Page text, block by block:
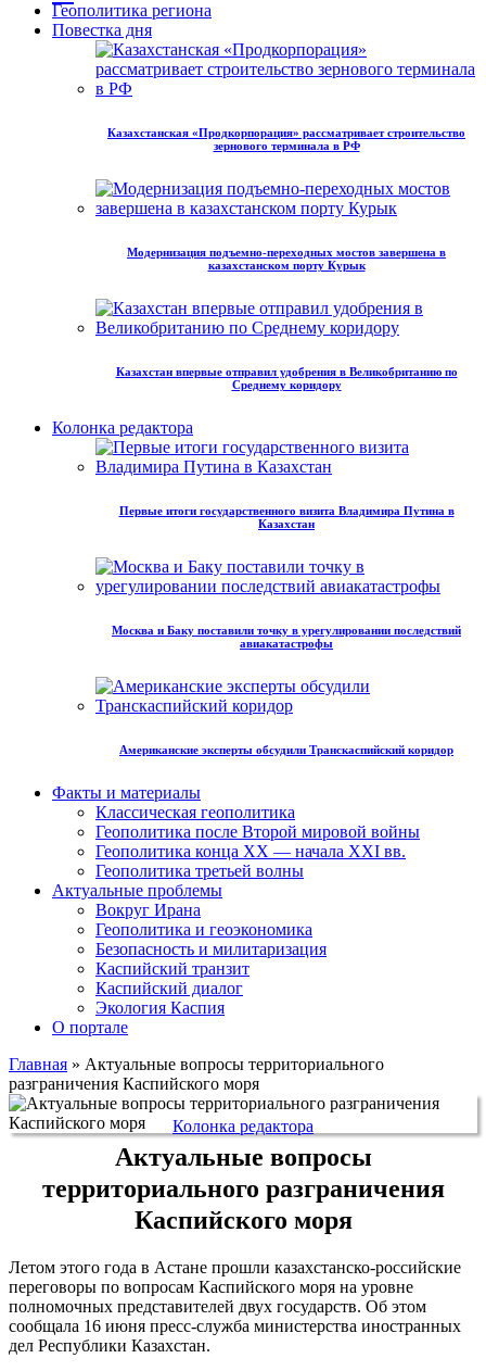
Геополитика региона
Повестка дня
Казахстанская «Продкорпорация» рассматривает строительство
зернового терминала в РФ
Модернизация подъемно-переходных мостов завершена в
казахстанском порту Курык
Казахстан впервые отправил удобрения в Великобританию по
Среднему коридору
Колонка редактора
Первые итоги государственного визита Владимира Путина в
Казахстан
Москва и Баку поставили точку в урегулировании последствий
авиакатастрофы
Американские эксперты обсудили Транскаспийский коридор
Факты и материалы
Классическая геополитика
Геополитика после Второй мировой войны
Геополитика конца XX — начала XXI вв.
Геополитика третьей волны
Актуальные проблемы
Вокруг Ирана
Геополитика и геоэкономика
Безопасность и милитаризация
Каспийский транзит
Каспийский диалог
Экология Каспия
О портале
Главная » Актуальные вопросы территориального
разграничения Каспийского моря
Колонка редактора
Актуальные вопросы
территориального разграничения
Каспийского моря
Летом этого года в Астане прошли казахстанско-российские
переговоры по вопросам Каспийского моря на уровне
полномочных представителей двух государств. Об этом
сообщала 16 июня пресс-служба министерства иностранных
дел Республики Казахстан.